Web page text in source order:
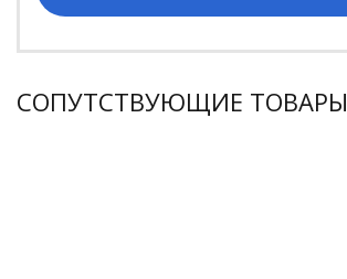
СОПУТСТВУЮЩИЕ ТОВАРЫ